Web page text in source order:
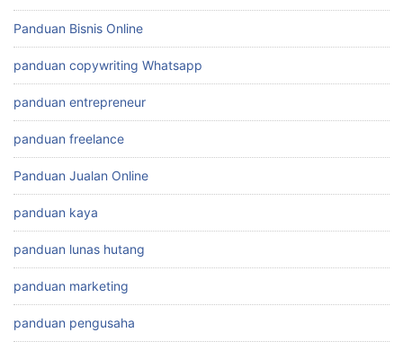
Panduan Bisnis Online
panduan copywriting Whatsapp
panduan entrepreneur
panduan freelance
Panduan Jualan Online
panduan kaya
panduan lunas hutang
panduan marketing
panduan pengusaha